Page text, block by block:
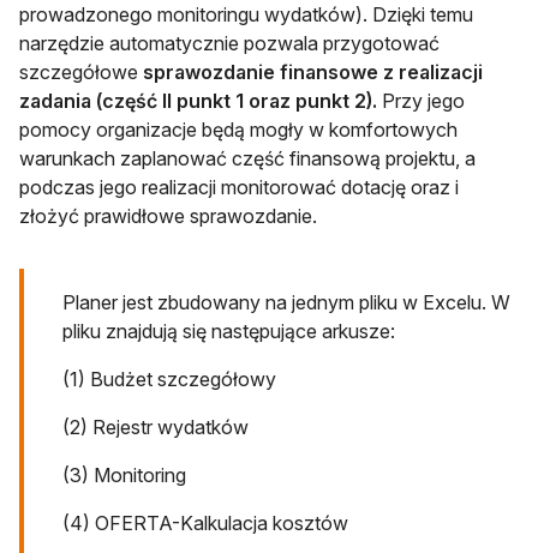
prowadzonego monitoringu wydatków). Dzięki temu
narzędzie automatycznie pozwala przygotować
szczegółowe sprawozdanie finansowe z realizacji
zadania (część II punkt 1 oraz punkt 2). Przy jego
pomocy organizacje będą mogły w komfortowych
warunkach zaplanować część finansową projektu, a
podczas jego realizacji monitorować dotację oraz i
złożyć prawidłowe sprawozdanie.
Planer jest zbudowany na jednym pliku w Excelu. W
pliku znajdują się następujące arkusze:
(1) Budżet szczegółowy
(2) Rejestr wydatków
(3) Monitoring
(4) OFERTA-Kalkulacja kosztów